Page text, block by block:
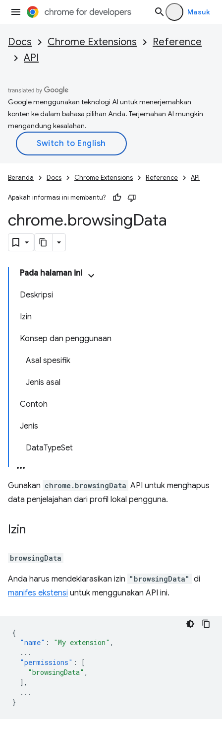
Masuk
Docs Chrome Extensions
Reference
API
Google menggunakan teknologi AI untuk menerjemahkan
konten ke dalam bahasa pilihan Anda. Terjemahan AI mungkin
mengandung kesalahan.
Beranda Docs Chrome Extensions Reference API
Apakah informasi ini membantu?
chrome.browsingData
Pada halaman ini
Deskripsi
Izin
Konsep dan penggunaan
Asal spesifik
Jenis asal
Contoh
Jenis
DataTypeSet
Gunakan chrome.browsingData API untuk menghapus
data penjelajahan dari profil lokal pengguna.
Izin
browsingData
Anda harus mendeklarasikan izin "browsingData" di
manifes ekstensi untuk menggunakan API ini.
{
"name" : "My extension" ,
...
"permissions" :
[
"browsingData" ,
],
...
}